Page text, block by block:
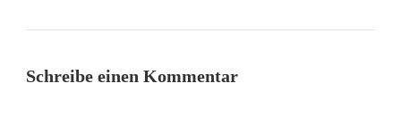
Schreibe einen Kommentar